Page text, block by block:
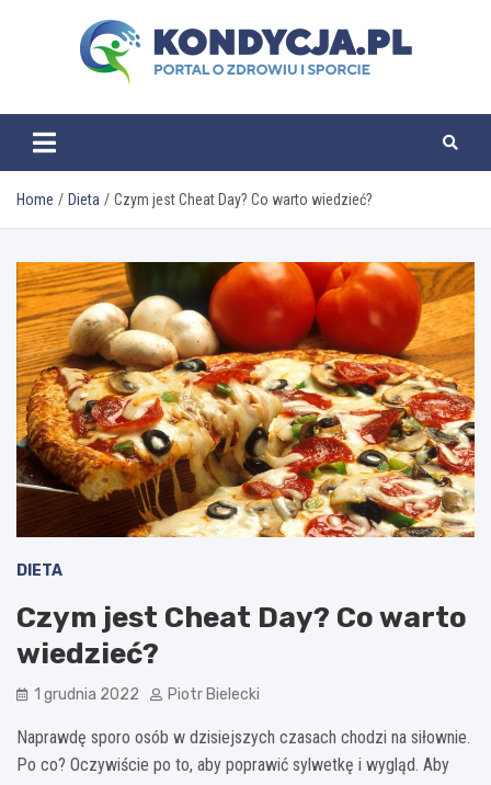
kondycja.pl
Home Dieta Czym jest Cheat Day? Co warto wiedzieć?
DIETA
Czym jest Cheat Day? Co warto
wiedzieć?
1 grudnia 2022 Piotr Bielecki
Naprawdę sporo osób w dzisiejszych czasach chodzi na siłownie.
Po co? Oczywiście po to, aby poprawić sylwetkę i wygląd. Aby